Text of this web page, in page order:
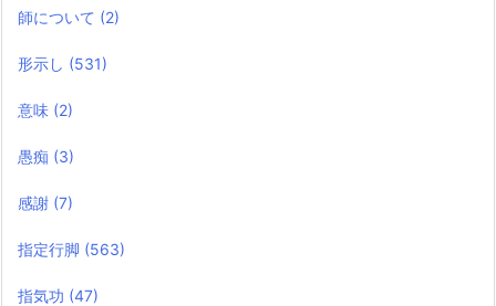
師について (2)
形示し (531)
意味 (2)
愚痴 (3)
感謝 (7)
指定行脚 (563)
指気功 (47)